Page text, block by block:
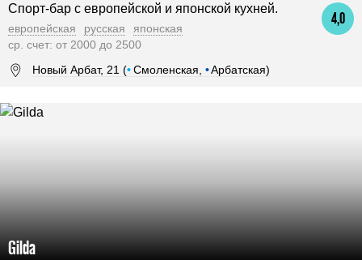
4,0
Спорт-бар с европейской и японской кухней.
европейская русская
японская
ср. счет: от 2000 до 2500
Новый Арбат, 21 (•Смоленская, •Арбатская)
Gilda